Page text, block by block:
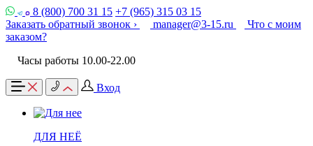
8 (800) 700 31 15 +7 (965) 315 03 15
Заказать обратный звонок ›
manager@3-15.ru
Что с моим
заказом?
Часы работы 10.00-22.00
Вход
ДЛЯ НЕЁ